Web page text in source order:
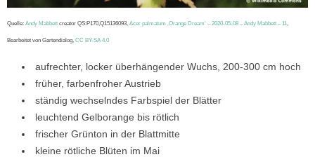
Quelle: Andy Mabbett creator QS:P170,Q15136093, Acer palmatum ‚Orange Dream‘ – 2020-05-08 – Andy Mabbett – 11
Bearbeitet von Gartendialog, CC BY-SA 4.0
aufrechter, locker überhängender Wuchs, 200-300 cm hoch
früher, farbenfroher Austrieb
ständig wechselndes Farbspiel der Blätter
leuchtend Gelborange bis rötlich
frischer Grünton in der Blattmitte
kleine rötliche Blüten im Mai